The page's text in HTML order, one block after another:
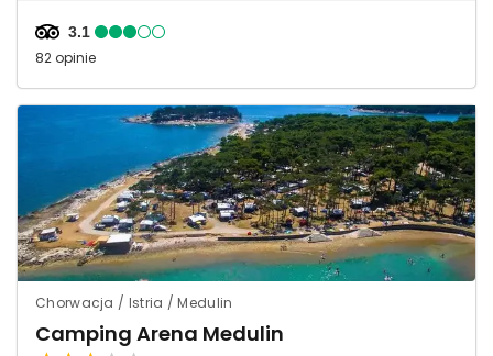
3.1
82 opinie
Chorwacja / Istria / Medulin
Camping Arena Medulin